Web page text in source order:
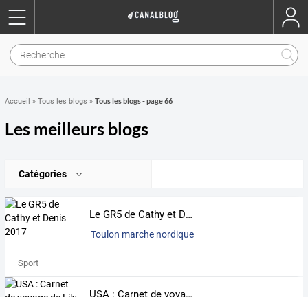
Accueil » Tous les blogs » Tous les blogs - page 66
Les meilleurs blogs
Catégories
Le GR5 de Cathy et Denis 2017
Toulon marche nordique
Sport